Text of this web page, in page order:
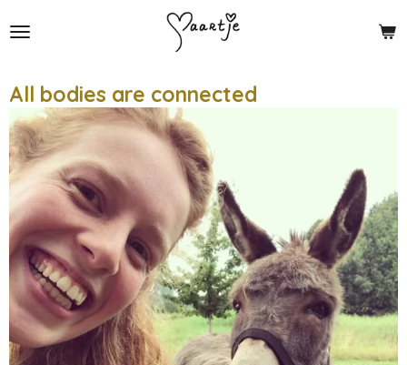
direct
hoofdinhoud
All bodies are connected